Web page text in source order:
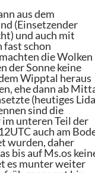
aus dem
(Einsetzender
und auch mit
schon
die Wolken
der Sonne keine
Wipptal heraus
ehe dann ab
(heutiges
sind die
unteren Teil der
auch am
wurden, daher
bis auf Ms.os
es munter weiter